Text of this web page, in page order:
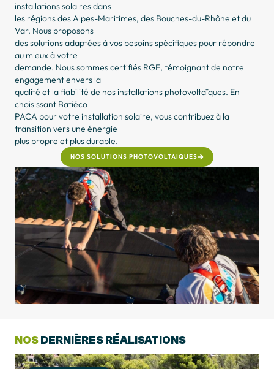
installations solaires dans
les régions des Alpes-Maritimes, des Bouches-du-Rhône et du
Var. Nous proposons
des solutions adaptées à vos besoins spécifiques pour répondre
au mieux à votre
demande. Nous sommes certifiés RGE, témoignant de notre
engagement envers la
qualité et la fiabilité de nos installations photovoltaïques. En
choisissant Batiéco
PACA pour votre installation solaire, vous contribuez à la
transition vers une énergie
plus propre et plus durable.
NOS SOLUTIONS PHOTOVOLTAIQUES
NOS DERNIÈRES RÉALISATIONS